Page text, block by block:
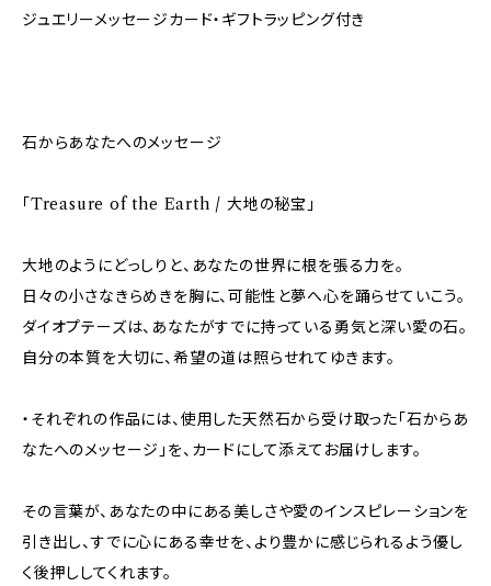
ジュエリーメッセージカード・ギフトラッピング付き
石からあなたへのメッセージ
「Treasure of the Earth / 大地の秘宝」
大地のようにどっしりと、あなたの世界に根を張る力を。
日々の小さなきらめきを胸に、可能性と夢へ心を踊らせていこう。
ダイオプテーズは、あなたがすでに持っている勇気と深い愛の石。
自分の本質を大切に、希望の道は照らせれてゆきます。
・それぞれの作品には、使用した天然石から受け取った「石からあ
なたへのメッセージ」を、カードにして添えてお届けします。
その言葉が、あなたの中にある美しさや愛のインスピレーションを
引き出し、すでに心にある幸せを、より豊かに感じられるよう優し
く後押ししてくれます。